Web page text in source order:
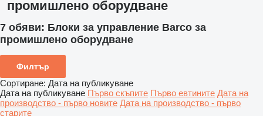
промишлено оборудване
7 обяви: Блоки за управление Barco за
промишлено оборудване
Филтър
Сортиране: Дата на публикуване
Дата на публикуване Първо скъпите Първо евтините Дата на
производство - първо новите Дата на производство - първо
старите